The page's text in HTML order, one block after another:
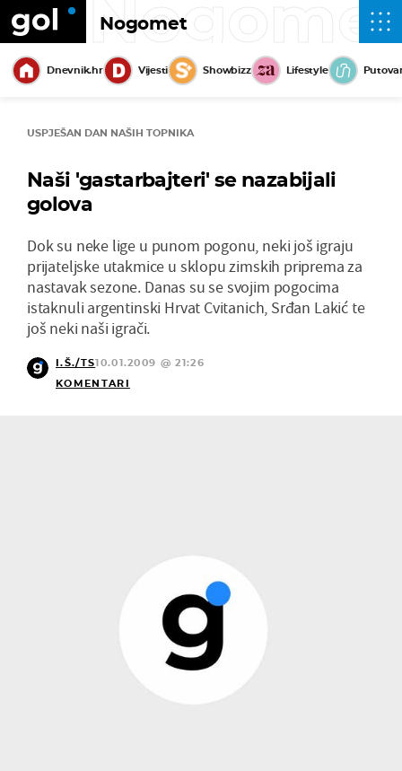
Nogomet
Dnevnik.hr Vijesti Showbizz Lifestyle
USPJEŠAN DAN NAŠIH TOPNIKA
Naši 'gastarbajteri' se nazabijali
golova
Dok su neke lige u punom pogonu, neki još igraju
prijateljske utakmice u sklopu zimskih priprema za
nastavak sezone. Danas su se svojim pogocima
istaknuli argentinski Hrvat Cvitanich, Srđan Lakić te
još neki naši igrači.
I.Š./TS10.01.2009 @ 21:26
KOMENTARI